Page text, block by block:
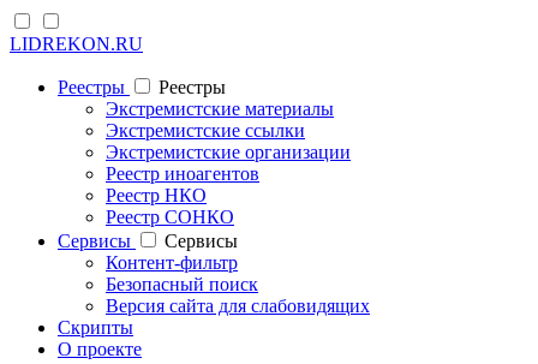
LIDREKON.RU
Реестры
Реестры
Экстремистские материалы
Экстремистские ссылки
Экстремистские организации
Реестр иноагентов
Реестр НКО
Реестр СОНКО
Cервисы
Cервисы
Контент-фильтр
Безопасный поиск
Версия сайта для слабовидящих
Скрипты
О проекте